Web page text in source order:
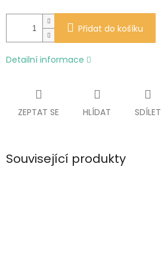
Přidat do košíku
Detailní informace
ZEPTAT SE HLÍDAT SDÍLET
Související produkty